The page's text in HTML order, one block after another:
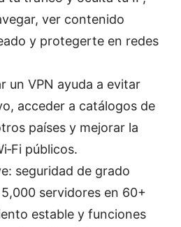
ver contenido
y protegerte en redes
un VPN ayuda a evitar
acceder a catálogos de
países y mejorar la
públicos.
seguridad de grado
servidores en 60+
estable y funciones